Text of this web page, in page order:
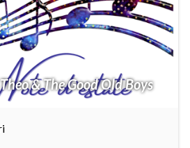
& The Good Old Boys